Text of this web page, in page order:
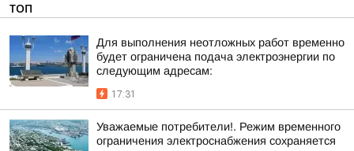
ТОП
Для выполнения неотложных работ временно
будет ограничена подача электроэнергии по
следующим адресам:
17:31
Уважаемые потребители!. Режим временного
ограничения электроснабжения сохраняется